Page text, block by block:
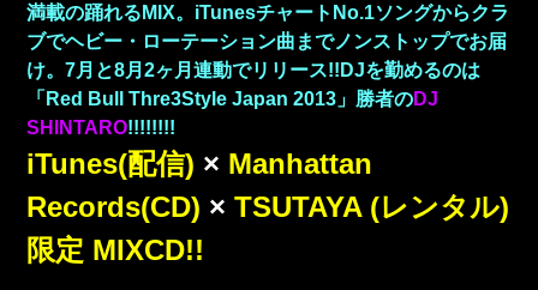
満載の踊れるMIX。iTunesチャートNo.1ソングからクラ
ブでヘビー・ローテーション曲までノンストップでお届
け。7月と8月2ヶ月連動でリリース!!DJを勤めるのは
「Red Bull Thre3Style Japan 2013」勝者のDJ
SHINTARO!!!!!!!!
iTunes(配信) × Manhattan
Records(CD) × TSUTAYA (レンタル)
限定 MIXCD!!